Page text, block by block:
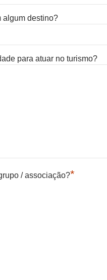
algum destino?
para atuar no turismo?
/ associação?*